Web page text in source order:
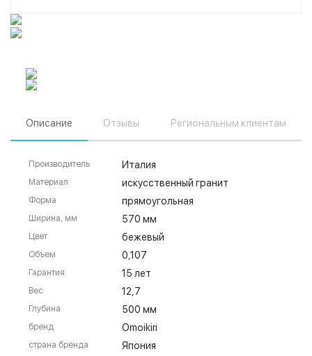
Описание Отзывы Региональным клиентам
Производитель Италия
Материал искусственный гранит
Форма прямоугольная
Ширина, мм 570 мм
Цвет бежевый
Объем 0,107
Гарантия 15 лет
Вес 12,7
Глубина 500 мм
бренд Omoikiri
страна бренда Япония